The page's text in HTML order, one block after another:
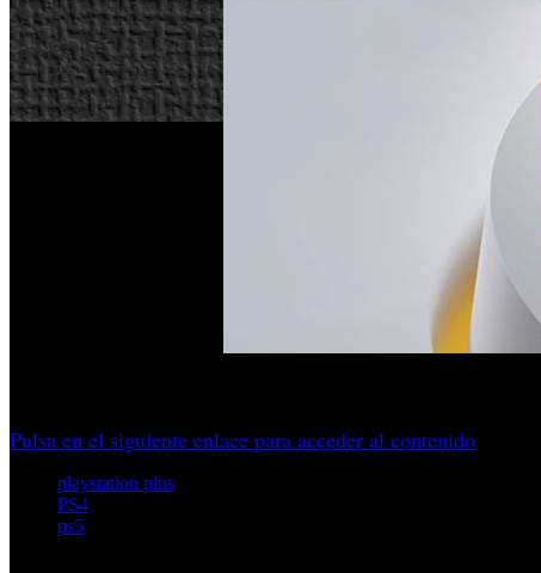
Pulsa en el siguiente enlace para acceder al contenido
playstation plus
PS4
ps5